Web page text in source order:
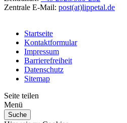
Zentrale E-Mail: post(at)lippetal.de
Startseite
Kontaktformular
Impressum
Barrierefreiheit
Datenschutz
Sitemap
Seite teilen
Menü
Suche